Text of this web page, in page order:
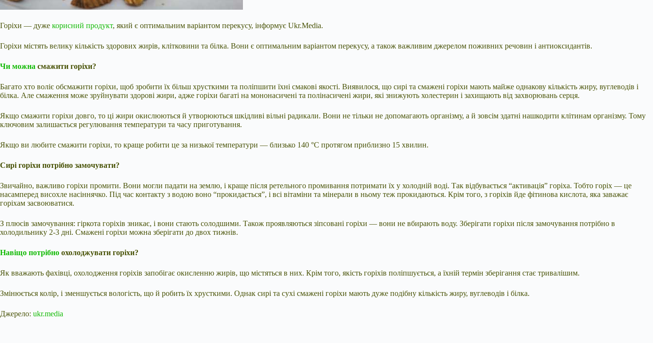
Горіхи — дуже корисний продукт, який є оптимальним варіантом перекусу, інформує Ukr.Media.
Горіхи містять велику кількість здорових жирів, клітковини та білка. Вони є оптимальним варіантом перекусу, а також важливим джерелом поживних речовин і антиоксидантів.
Чи можна смажити горіхи?
Багато хто воліє обсмажити горіхи, щоб зробити їх більш хрусткими та поліпшити їхні смакові якості. Виявилося, що сирі та смажені горіхи мають майже однакову кількість жиру, вуглеводів і
білка. Але смаження може зруйнувати здорові жири, адже горіхи багаті на мононасичені та полінасичені жири, які знижують холестерин і захищають від захворювань серця.
Якщо смажити горіхи довго, то ці жири окислюються й утворюються шкідливі вільні радикали. Вони не тільки не допомагають організму, а й зовсім здатні нашкодити клітинам організму. Тому
ключовим залишається регулювання температури та часу приготування.
Якщо ви любите смажити горіхи, то краще робити це за низької температури — близько 140 °C протягом приблизно 15 хвилин.
Сирі горіхи потрібно замочувати?
Звичайно, важливо горіхи промити. Вони могли падати на землю, і краще після ретельного промивання потримати їх у холодній воді. Так відбувається “активація” горіха. Тобто горіх — це
насамперед висохле насіннячко. Під час контакту з водою воно “прокидається”, і всі вітаміни та мінерали в ньому теж прокидаються. Крім того, з горіхів йде фітинова кислота, яка заважає
горіхам засвоюватися.
З плюсів замочування: гіркота горіхів зникає, і вони стають солодшими. Також проявляються зіпсовані горіхи — вони не вбирають воду. Зберігати горіхи після замочування потрібно в
холодильнику 2-3 дні. Смажені горіхи можна зберігати до двох тижнів.
Навіщо потрібно охолоджувати горіхи?
Як вважають фахівці, охолодження горіхів запобігає окисленню жирів, що містяться в них. Крім того, якість горіхів поліпшується, а їхній термін зберігання стає тривалішим.
Змінюється колір, і зменшується вологість, що й робить їх хрусткими. Однак сирі та сухі смажені горіхи мають дуже подібну кількість жиру, вуглеводів і білка.
Джерело: ukr.media